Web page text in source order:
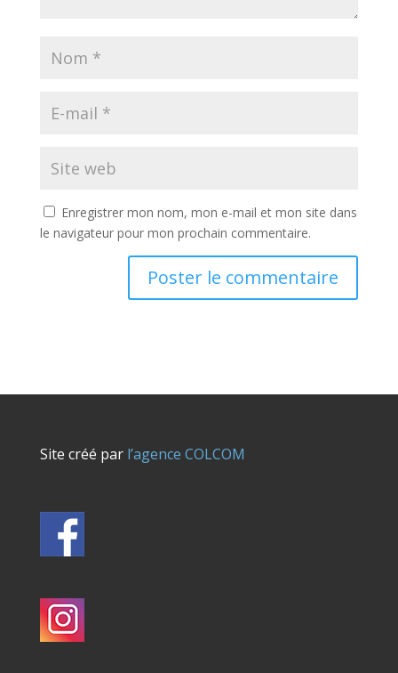
Enregistrer mon nom, mon e-mail et mon site dans
le navigateur pour mon prochain commentaire.
Site créé parl’agence COLCOM